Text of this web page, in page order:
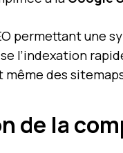
permettant une
l’indexation
des
de la